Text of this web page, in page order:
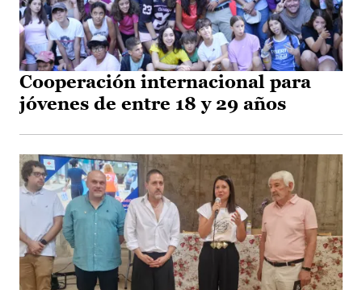
Cooperación internacional para
jóvenes de entre 18 y 29 años